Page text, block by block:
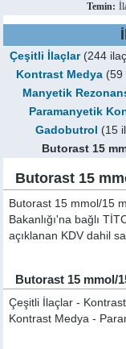
Temin:
Çeşitli İlaçlar(244
Kontrast Medya (59
Manyetik
Paramanyetik
Gadobutrol
(15
Butorast 15
Butorast 15
Butorast 15 mmol/15
Bakanlığı'na bağlı
açıklanan KDV dahil
Butorast 15 mmol/
Çeşitli İlaçlar -
Kontrast Medya -